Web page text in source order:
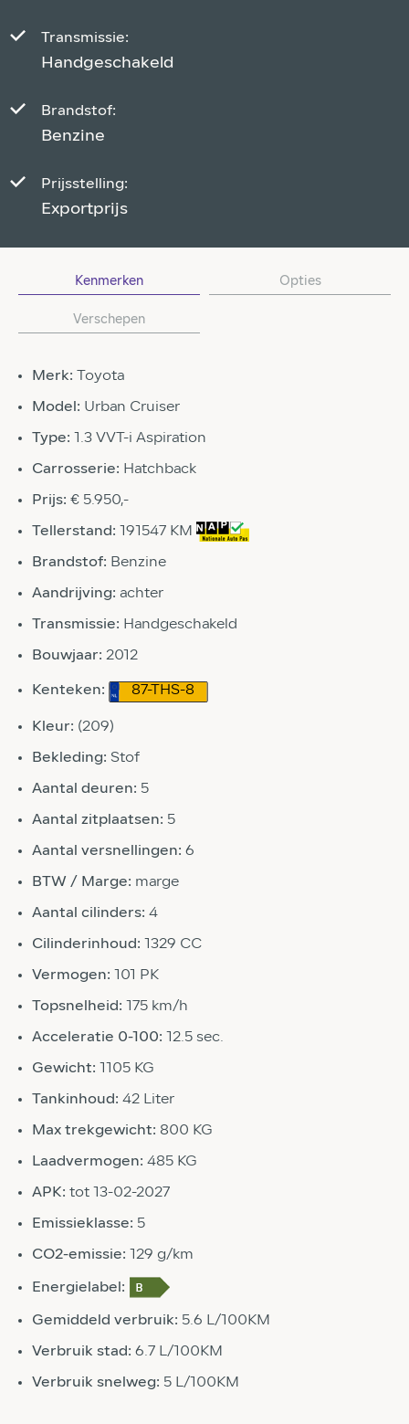
Transmissie:
Handgeschakeld
Brandstof:
Benzine
Prijsstelling:
Exportprijs
Kenmerken Opties
Verschepen
Merk: Toyota
Model: Urban Cruiser
Type: 1.3 VVT-i Aspiration
Carrosserie: Hatchback
Prijs: € 5.950,-
Tellerstand: 191547 KM
Brandstof: Benzine
Aandrijving: achter
Transmissie: Handgeschakeld
Bouwjaar: 2012
Kenteken: 87-THS-8
Kleur: (209)
Bekleding: Stof
Aantal deuren: 5
Aantal zitplaatsen: 5
Aantal versnellingen: 6
BTW / Marge: marge
Aantal cilinders: 4
Cilinderinhoud: 1329 CC
Vermogen: 101 PK
Topsnelheid: 175 km/h
Acceleratie 0-100: 12.5 sec.
Gewicht: 1105 KG
Tankinhoud: 42 Liter
Max trekgewicht: 800 KG
Laadvermogen: 485 KG
APK: tot 13-02-2027
Emissieklasse: 5
CO2-emissie: 129 g/km
Energielabel:
Gemiddeld verbruik: 5.6 L/100KM
Verbruik stad: 6.7 L/100KM
Verbruik snelweg: 5 L/100KM